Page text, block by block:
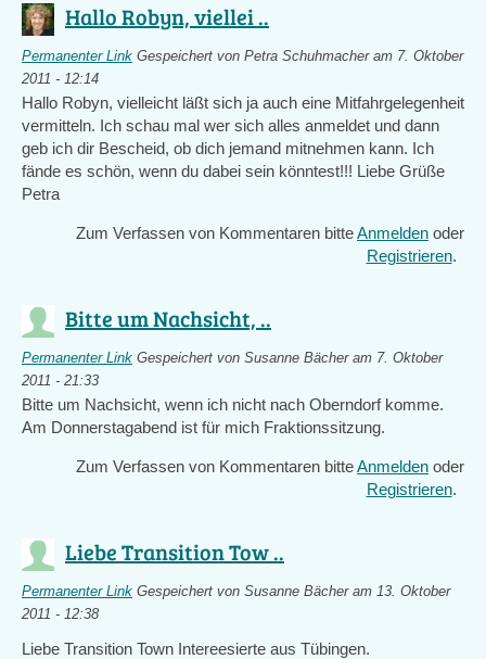
Hallo Robyn, viellei ..
Permanenter Link Gespeichert von Petra Schuhmacheram 7. Oktober
2011 - 12:14
Hallo Robyn, vielleicht läßt sich ja auch eine Mitfahrgelegenheit
vermitteln. Ich schau mal wer sich alles anmeldet und dann
geb ich dir Bescheid, ob dich jemand mitnehmen kann. Ich
fände es schön, wenn du dabei sein könntest!!! Liebe Grüße
Petra
Zum Verfassen von Kommentaren bitteAnmelden oder
Registrieren.
Bitte um Nachsicht, ..
Permanenter Link Gespeichert von Susanne Bächeram 7. Oktober
2011 - 21:33
Bitte um Nachsicht, wenn ich nicht nach Oberndorf komme.
Am Donnerstagabend ist für mich Fraktionssitzung.
Zum Verfassen von Kommentaren bitteAnmelden oder
Registrieren.
Liebe Transition Tow ..
Permanenter Link Gespeichert von Susanne Bächeram 13. Oktober
2011 - 12:38
Liebe Transition Town Intereesierte aus Tübingen.